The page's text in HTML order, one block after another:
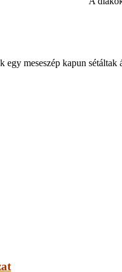
egy meseszép kapun